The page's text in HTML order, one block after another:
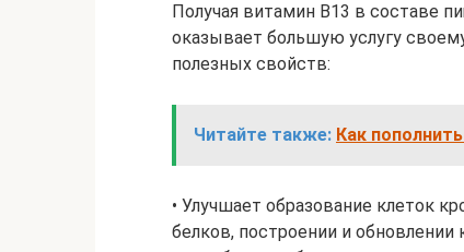
Получая витамин В13 в составе
оказывает большую услугу
полезных свойств:
Читайте также: Как
• Улучшает образование клеток
белков, построении и обновлении